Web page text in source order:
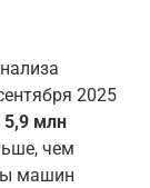
2025
5,9 млн
чем
машин